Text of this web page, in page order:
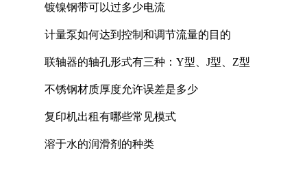
镀镍钢带可以过多少电流
计量泵如何达到控制和调节流量的目的
联轴器的轴孔形式有三种：Y型、J型、Z型
不锈钢材质厚度允许误差是多少
复印机出租有哪些常见模式
溶于水的润滑剂的种类